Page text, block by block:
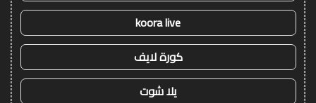
koora live
كورة لايف
يلا شوت